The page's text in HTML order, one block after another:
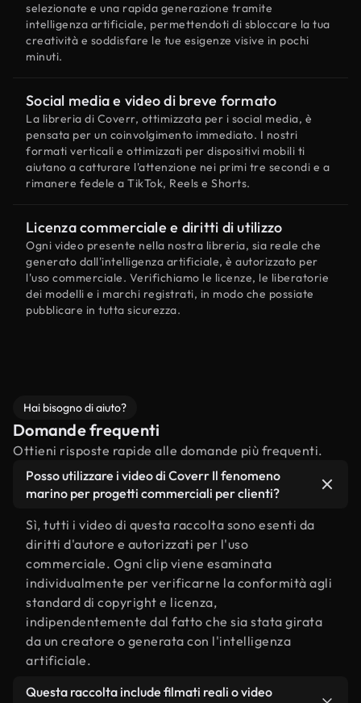
selezionate e una rapida generazione tramite
intelligenza artificiale, permettendoti di sbloccare la tua
creatività e soddisfare le tue esigenze visive in pochi
minuti.
Social media e video di breve formato
La libreria di Coverr, ottimizzata per i social media, è
pensata per un coinvolgimento immediato. I nostri
formati verticali e ottimizzati per dispositivi mobili ti
aiutano a catturare l'attenzione nei primi tre secondi e a
rimanere fedele a TikTok, Reels e Shorts.
Licenza commerciale e diritti di utilizzo
Ogni video presente nella nostra libreria, sia reale che
generato dall'intelligenza artificiale, è autorizzato per
l'uso commerciale. Verifichiamo le licenze, le liberatorie
dei modelli e i marchi registrati, in modo che possiate
pubblicare in tutta sicurezza.
Hai bisogno di aiuto?
Domande frequenti
Ottieni risposte rapide alle domande più frequenti.
Posso utilizzare i video di Coverr Il fenomeno
marino per progetti commerciali per clienti?
Sì, tutti i video di questa raccolta sono esenti da
diritti d'autore e autorizzati per l'uso
commerciale. Ogni clip viene esaminata
individualmente per verificarne la conformità agli
standard di copyright e licenza,
indipendentemente dal fatto che sia stata girata
da un creatore o generata con l'intelligenza
artificiale.
Questa raccolta include filmati reali o video